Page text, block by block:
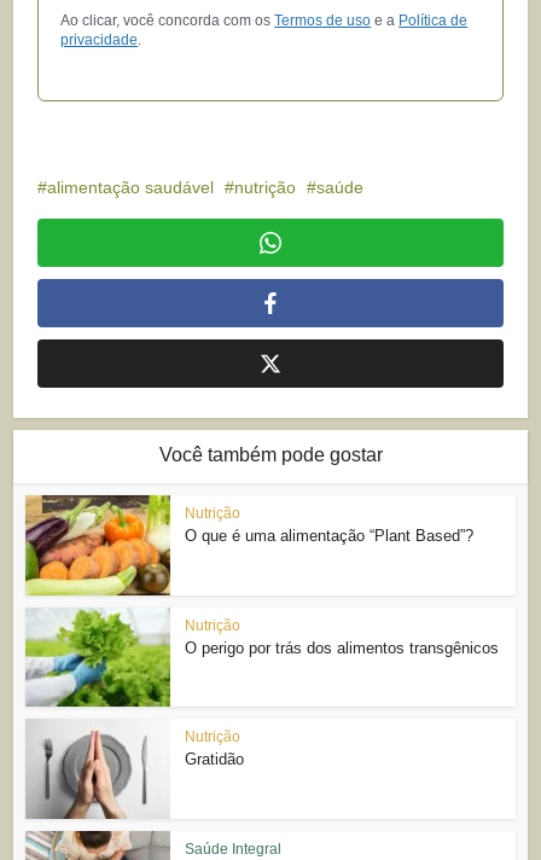
Ao clicar, você concorda com osTermos de uso e a Política de
privacidade.
alimentação saudável nutrição saúde
Você também pode gostar
Nutrição
O que é uma alimentação “Plant Based”?
Nutrição
O perigo por trás dos alimentos transgênicos
Nutrição
Gratidão
Saúde Integral